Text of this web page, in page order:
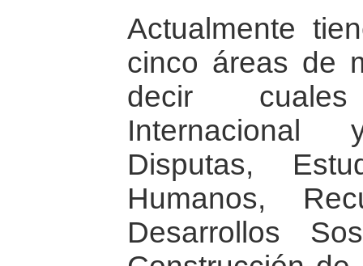
Actualmente
cinco áreas de
decir
Disputas,
Humanos,
Desarrollos